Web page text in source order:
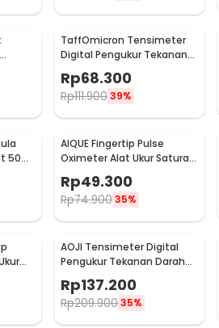
-
TaffOmicron Tensimeter
Digital Pengukur Tekanan
Darah Indonesia Voice -
BW-3205
Rp68.300
Rp111.90039%
50
AIQUE Fingertip Pulse
Oximeter Alat Ukur Saturasi
Oksigen Darah - TY-05
Rp49.300
Rp74.90035%
-
AOJI Tensimeter Digital
Pengukur Tekanan Darah
Wrist English Voice - WRS-
35E
Rp137.200
Rp209.90035%